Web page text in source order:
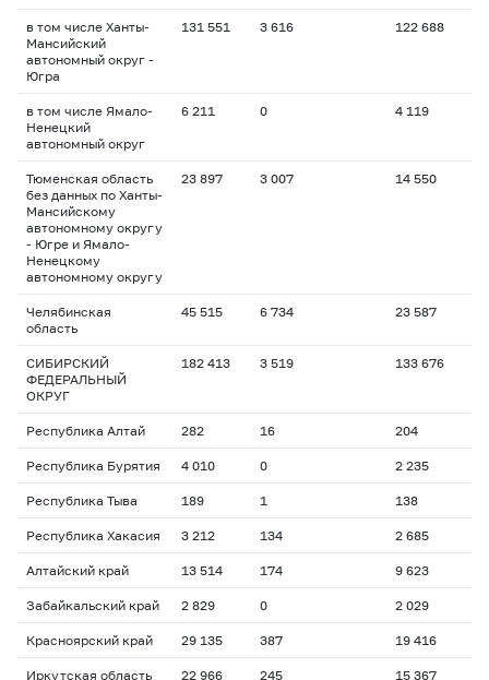
в том числе Ханты-
Мансийский
автономный округ -
Югра
131 551 3 616 122 688
в том числе Ямало-
Ненецкий
автономный округ
6 211 0 4 119
Тюменская область
без данных по Ханты-
Мансийскому
автономному округу
- Югре и Ямало-
Ненецкому
автономному округу
23 897 3 007 14 550
Челябинская
область
45 515 6 734 23 587
СИБИРСКИЙ
ФЕДЕРАЛЬНЫЙ
ОКРУГ
182 413 3 519 133 676
Республика Алтай 282 16 204
Республика Бурятия 4 010 0 2 235
Республика Тыва 189 1 138
Республика Хакасия 3 212 134 2 685
Алтайский край 13 514 174 9 623
Забайкальский край 2 829 0 2 029
Красноярский край 29 135 387 19 416
Иркутская область 22 966 245 15 367